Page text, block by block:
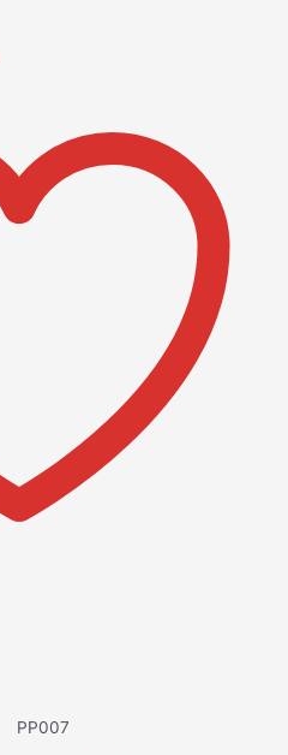
PP007